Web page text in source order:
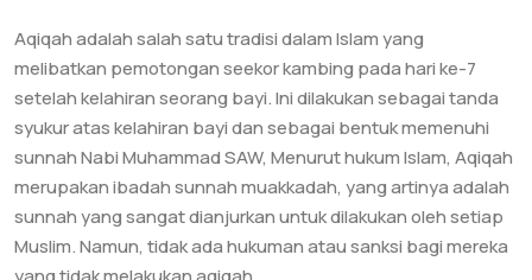
Aqiqah adalah salah satu tradisi dalam Islam yang
melibatkan pemotongan seekor kambing pada hari ke-7
setelah kelahiran seorang bayi. Ini dilakukan sebagai tanda
syukur atas kelahiran bayi dan sebagai bentuk memenuhi
sunnah Nabi Muhammad SAW, Menurut hukum Islam, Aqiqah
merupakan ibadah sunnah muakkadah, yang artinya adalah
sunnah yang sangat dianjurkan untuk dilakukan oleh setiap
Muslim. Namun, tidak ada hukuman atau sanksi bagi mereka